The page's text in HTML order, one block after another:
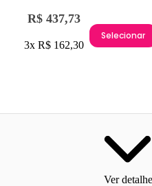
R$ 437,73
3x R$ 162,30
Selecionar
Ver